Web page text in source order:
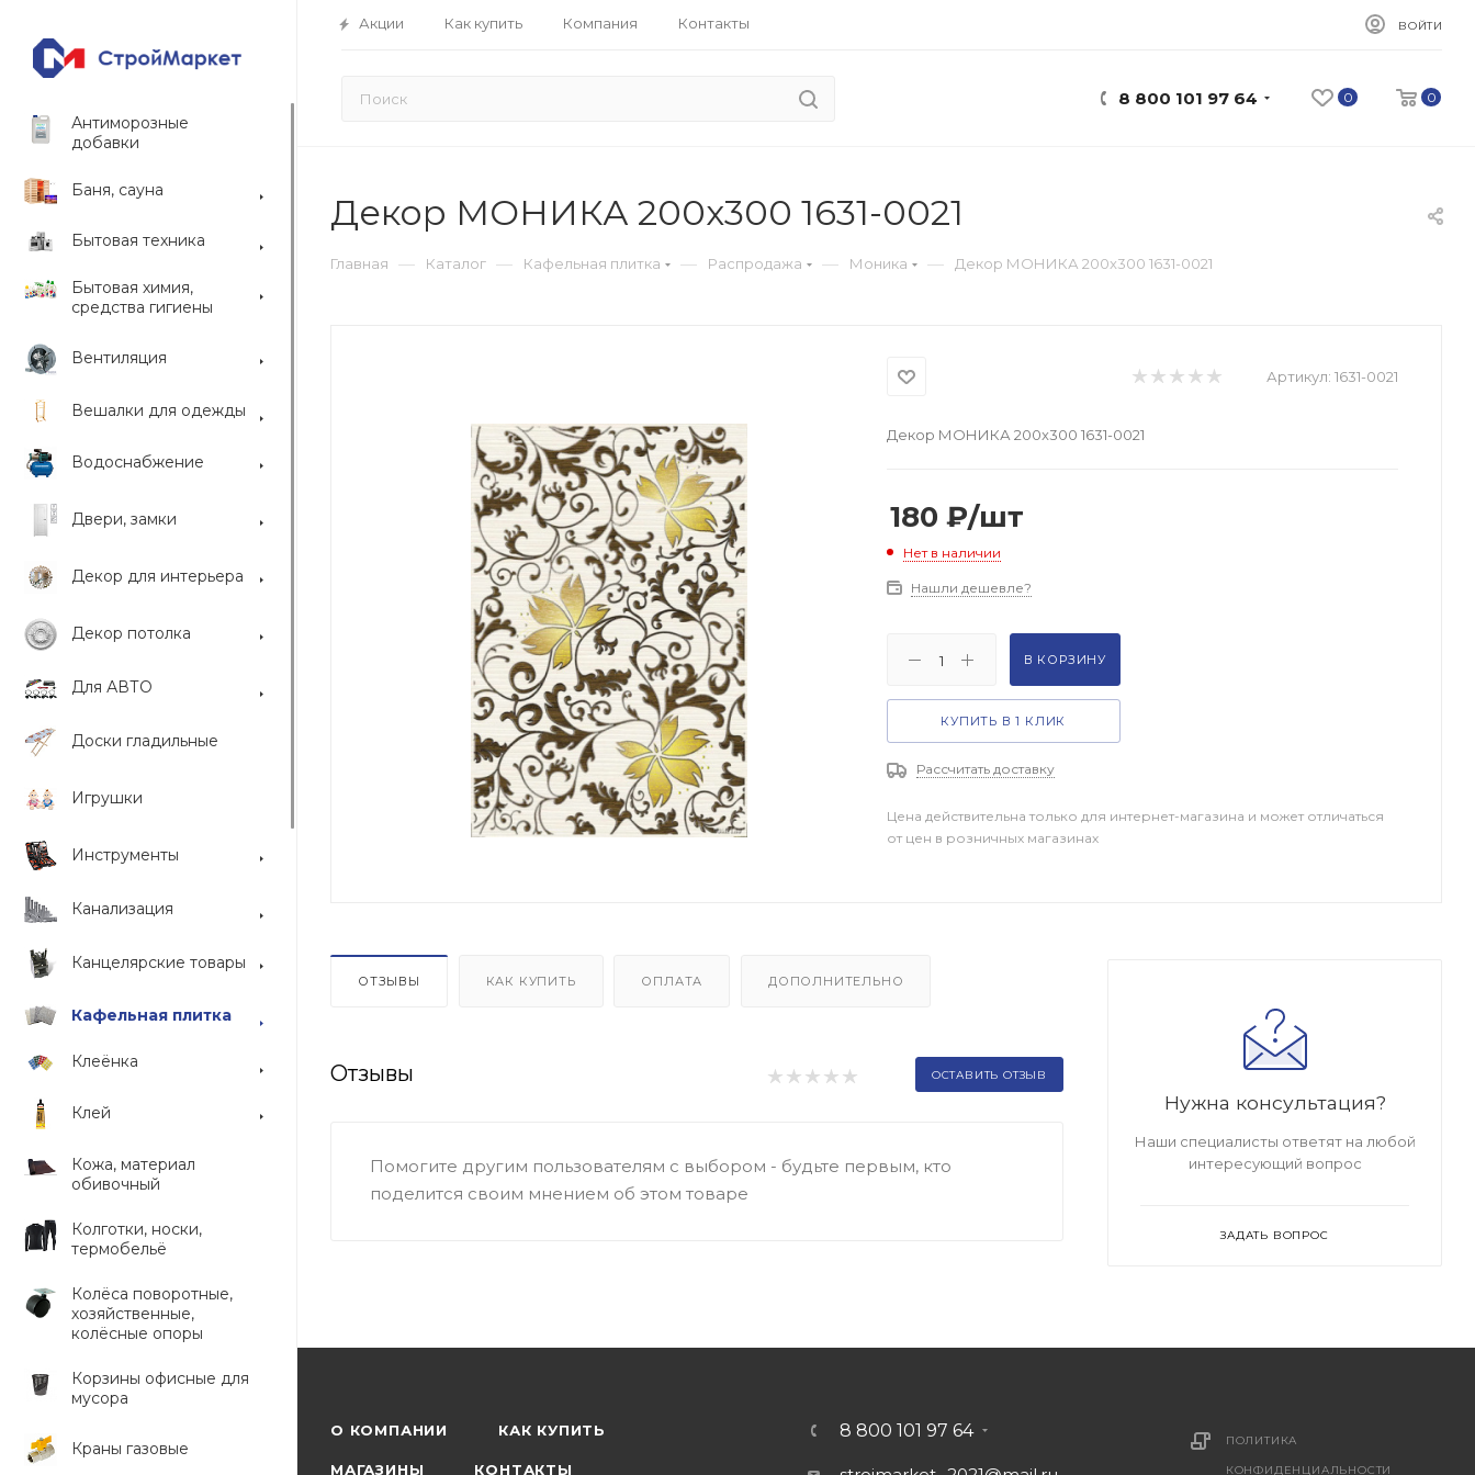
Акции Как купить Компания Контакты ВОЙТИ
0 0
8 800 101 97 64
Антиморозные
добавки
Баня, сауна
Бытовая техника
Бытовая химия,
средства гигиены
Вентиляция
Вешалки для одежды
Водоснабжение
Двери, замки
Декор для интерьера
Декор потолка
Для АВТО
Доски гладильные
Игрушки
Инструменты
Канализация
Канцелярские товары
Кафельная плитка
Клеёнка
Клей
Кожа, материал
обивочный
Колготки, носки,
термобельё
Колёса поворотные,
хозяйственные,
колёсные опоры
Корзины офисные для
мусора
Краны газовые
Декор МОНИКА 200x300 1631-0021
Главная — Каталог — Кафельная плитка — Распродажа — Моника — Декор МОНИКА 200x300 1631-0021
Артикул: 1631-0021
Декор МОНИКА 200x300 1631-0021
180 ₽/шт
Нет в наличии
Нашли дешевле?
В КОРЗИНУ
КУПИТЬ В 1 КЛИК
Рассчитать доставку
Цена действительна только для интернет-магазина и может отличаться
от цен в розничных магазинах
ОТЗЫВЫ КАК КУПИТЬ ОПЛАТА ДОПОЛНИТЕЛЬНО
Отзывы ОСТАВИТЬ ОТЗЫВ
Помогите другим пользователям с выбором - будьте первым, кто
поделится своим мнением об этом товаре
Нужна консультация?
Наши специалисты ответят на любой
интересующий вопрос
ЗАДАТЬ ВОПРОС
О КОМПАНИИ КАК КУПИТЬ
МАГАЗИНЫ КОНТАКТЫ
8 800 101 97 64 ПОЛИТИКА
КОНФИДЕНЦИАЛЬНОСТИ